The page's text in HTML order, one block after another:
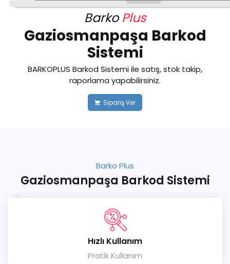
BarkoPlus
Gaziosmanpaşa Barkod
Sistemi
BARKOPLUS Barkod Sistemi ile satış, stok takip,
raporlama yapabilirsiniz.
Sipariş Ver
Barko Plus
Gaziosmanpaşa Barkod Sistemi
Hızlı Kullanım
Pratik Kullanım